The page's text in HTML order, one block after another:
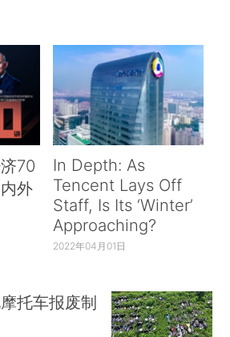
70
外
In Depth: As
Tencent Lays Off
Staff, Is Its ‘Winter’
Approaching?
2022年04月01日
托车报废制